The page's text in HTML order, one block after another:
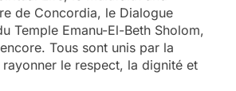
de Concordia, le Dialogue
Temple Emanu-El-Beth Sholom,
Tous sont unis par la
le respect, la dignité et